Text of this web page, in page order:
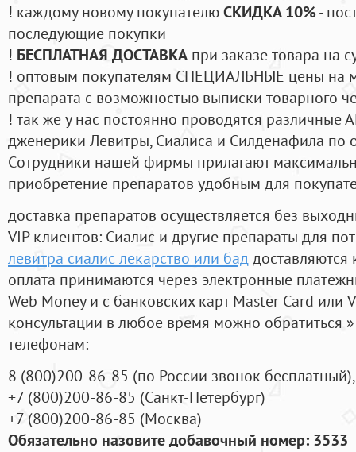
! каждому новому покупателюСКИДКА 10%-
последующие покупки
! БЕСПЛАТНАЯ ДОСТАВКА при заказе товара на
! оптовым покупателям СПЕЦИАЛЬНЫЕ цены на
препарата с возможностью выписки товарного
! так же у нас постоянно проводятся
дженерики Левитры, Сиалиса и Силденафила по
Cотрудники нашей фирмы прилагают
приобретение препаратов удобным для
доставка препаратов осуществляется без
VIP клиентов: Сиалис и другие препараты для
левитра сиалис лекарство или баддоставляются
оплата принимаются через электронные
Web Money и с банковских карт Master Card или
консультации в любое время можно обратиться
телефонам:
8 (800)200-86-85 (по России звонок бесплатный),
+7 (800)200-86-85 (Санкт-Петербург)
+7 (800)200-86-85 (Москва)
Обязательно назовите добавочный номер: 3533